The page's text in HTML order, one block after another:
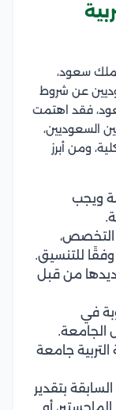
سعود،
عن شروط
فقد اهتمت
السعوديين،
ومن أبرز
ويجب
التخصص،
وفقًا للتنسيق.
من قبل
في
الجامعة.
التربية جامعة
بتقدير
أو